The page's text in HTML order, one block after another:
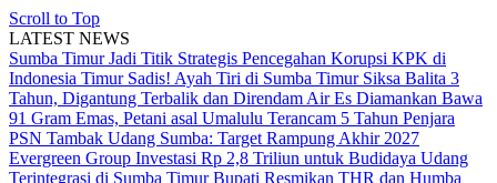
Scroll to Top
LATEST NEWS
Sumba Timur Jadi Titik Strategis Pencegahan Korupsi KPK di
Indonesia Timur Sadis! Ayah Tiri di Sumba Timur Siksa Balita 3
Tahun, Digantung Terbalik dan Direndam Air Es Diamankan Bawa
91 Gram Emas, Petani asal Umalulu Terancam 5 Tahun Penjara
PSN Tambak Udang Sumba: Target Rampung Akhir 2027
Evergreen Group Investasi Rp 2,8 Triliun untuk Budidaya Udang
Terintegrasi di Sumba TimurBupati Resmikan THR dan Humba